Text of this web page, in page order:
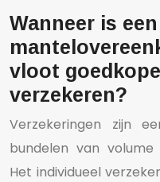
Wanneer is een
vloot
verzekeren?
Verzekeringen zijn
bundelen van volume
Het individueel